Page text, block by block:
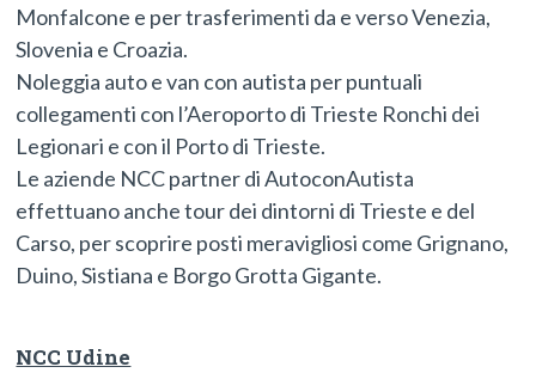
Monfalcone e per trasferimenti da e verso Venezia,
Slovenia e Croazia.
Noleggia auto e van con autista per puntuali
collegamenti con l’Aeroporto di Trieste Ronchi dei
Legionari e con il Porto di Trieste.
Le aziende NCC partner di AutoconAutista
effettuano anche tour dei dintorni di Trieste e del
Carso, per scoprire posti meravigliosi come Grignano,
Duino, Sistiana e Borgo Grotta Gigante.
NCC Udine